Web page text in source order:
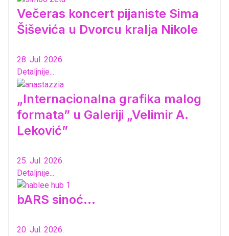
Večeras koncert pijaniste Sima
Šiševića u Dvorcu kralja Nikole
28. Jul. 2026.
Detaljnije...
„Internacionalna grafika malog
formata” u Galeriji „Velimir A.
Leković”
25. Jul. 2026.
Detaljnije...
bARS sinoć...
20. Jul. 2026.